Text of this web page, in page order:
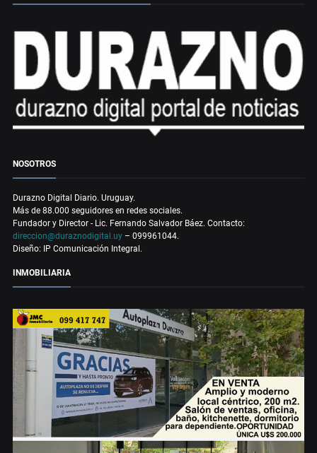
NOSOTROS
Durazno Digital Diario. Uruguay.
Más de 88.000 seguidores en redes sociales.
Fundador y Director - Lic. Fernando Salvador Báez. Contacto:
direccion@duraznodigital.uy – 099961044.
Diseño: IP Comunicación Integral.
INMOBILIARIA